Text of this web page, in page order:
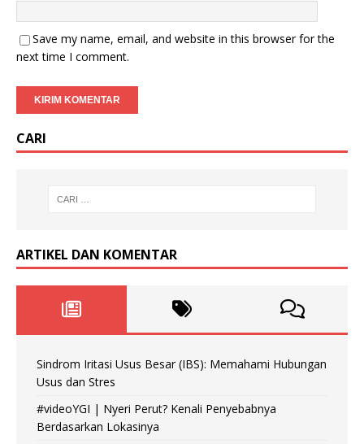
Save my name, email, and website in this browser for the
next time I comment.
CARI
ARTIKEL DAN KOMENTAR
Sindrom Iritasi Usus Besar (IBS): Memahami Hubungan
Usus dan Stres
#videoYGI | Nyeri Perut? Kenali Penyebabnya
Berdasarkan Lokasinya